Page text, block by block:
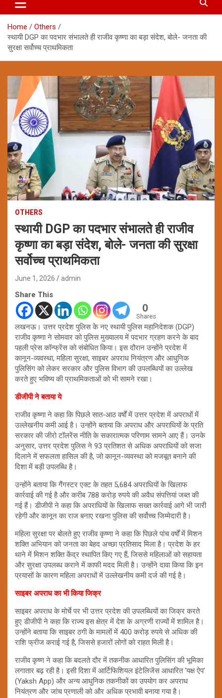
Home
Others
स्थायी DGP का पदभार संभालते ही राजीव कृष्णा का बड़ा संदेश, बोले- जनता की
सुरक्षा सर्वोच्च प्राथमिकता
OTHERS
स्थायी DGP का पदभार संभालते ही राजीव
कृष्णा का बड़ा संदेश, बोले- जनता की सुरक्षा
सर्वोच्च प्राथमिकता
June 1, 2026 admin
Share This
0
Shares
लखनऊ। उत्तर प्रदेश पुलिस के नए स्थायी पुलिस महानिदेशक (DGP)
राजीव कृष्णा ने सोमवार को पुलिस मुख्यालय में पदभार ग्रहण करने के बाद
पहली प्रेस कॉन्फ्रेंस को संबोधित किया। इस दौरान उन्होंने प्रदेश में
कानून-व्यवस्था, महिला सुरक्षा, साइबर अपराध नियंत्रण और आधुनिक
पुलिसिंग को लेकर सरकार और पुलिस विभाग की उपलब्धियों का उल्लेख
करते हुए भविष्य की प्राथमिकताओं को भी सामने रखा।
डीजीपी ने बताया ये
राजीव कृष्णा ने कहा कि पिछले सात-आठ वर्षों में उत्तर प्रदेश में अपराधों में
उल्लेखनीय कमी आई है। उन्होंने बताया कि अपराध और अपराधियों के प्रति
सरकार की जीरो टॉलरेंस नीति के सकारात्मक परिणाम सामने आए हैं। उनके
अनुसार, उत्तर प्रदेश पुलिस ने 93 प्रतिशत से अधिक अपराधियों को सजा
दिलाने में सफलता हासिल की है, जो कानून-व्यवस्था को मजबूत बनाने की
दिशा में बड़ी उपलब्धि है।
उन्होंने बताया कि गैंगस्टर एक्ट के तहत 5,684 अपराधियों के खिलाफ
कार्रवाई की गई है और करीब 788 करोड़ रुपये की अवैध संपत्तियां जब्त की
गई हैं। डीजीपी ने कहा कि अपराधियों के खिलाफ सख्त कार्रवाई आगे भी जारी
रहेगी और कानून का राज बनाए रखना पुलिस की सर्वोच्च जिम्मेदारी है।
महिला सुरक्षा पर बोलते हुए राजीव कृष्णा ने कहा कि पिछले पांच वर्षों में मिशन
शक्ति अभियान को जनता का बेहद अच्छा प्रतिसाद मिला है। प्रदेश के हर
थाने में मिशन शक्ति केंद्र स्थापित किए गए हैं, जिससे महिलाओं को सहायता
और सुरक्षा उपलब्ध कराने में काफी मदद मिली है। उन्होंने दावा किया कि इन
प्रयासों के कारण महिला अपराधों में उल्लेखनीय कमी दर्ज की गई है।
साइबर अपराध का भी किया जिक्र
साइबर अपराध के मोर्चे पर भी उत्तर प्रदेश की उपलब्धियों का जिक्र करते
हुए डीजीपी ने कहा कि राज्य इस क्षेत्र में देश के अग्रणी राज्यों में शामिल है।
उन्होंने बताया कि साइबर ठगी के मामलों में 400 करोड़ रुपये से अधिक की
राशि फ्रीज कराई गई है, जिससे हजारों लोगों को राहत मिली है।
राजीव कृष्ण ने कहा कि बदलते दौर में तकनीक आधारित पुलिसिंग की भूमिका
लगातार बढ़ रही है। इसी दिशा में आर्टिफिशियल इंटेलिजेंस आधारित ‘यक्ष ऐप’
(Yaksh App) और अन्य आधुनिक तकनीकों का उपयोग कर अपराध
नियंत्रण और जांच प्रणाली को और अधिक प्रभावी बनाया गया है।